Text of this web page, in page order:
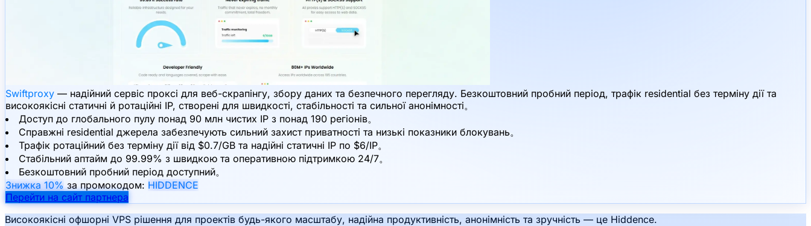
Swiftproxy — надійний сервіс проксі для веб-скрапінгу, збору даних та безпечного перегляду. Безкоштовний пробний період, трафік residential без терміну дії та
високоякісні статичні й ротаційні IP, створені для швидкості, стабільності та сильної анонімності。
Доступ до глобального пулу понад 90 млн чистих IP з понад 190 регіонів。
Справжні residential джерела забезпечують сильний захист приватності та низькі показники блокувань。
Трафік ротаційний без терміну дії від $0.7/GB та надійні статичні IP по $6/IP。
Стабільний аптайм до 99.99% з швидкою та оперативною підтримкою 24/7。
Безкоштовний пробний період доступний。
Знижка 10% за промокодом: HIDDENCE
Перейти на сайт партнера
Високоякісні офшорні VPS рішення для проектів будь-якого масштабу, надійна продуктивність, анонімність та зручність — це Hiddence.